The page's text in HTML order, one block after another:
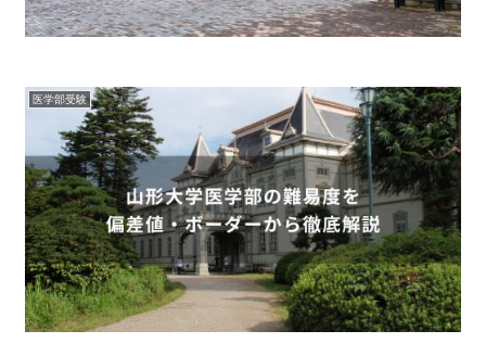
医学部受験